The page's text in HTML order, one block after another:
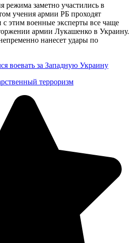
режима заметно участились в
учения армии РБ проходят
с этим военные эксперты все чаще
армии Лукашенко в Украину.
нанесет удары по
воевать за Западную Украину
терроризм